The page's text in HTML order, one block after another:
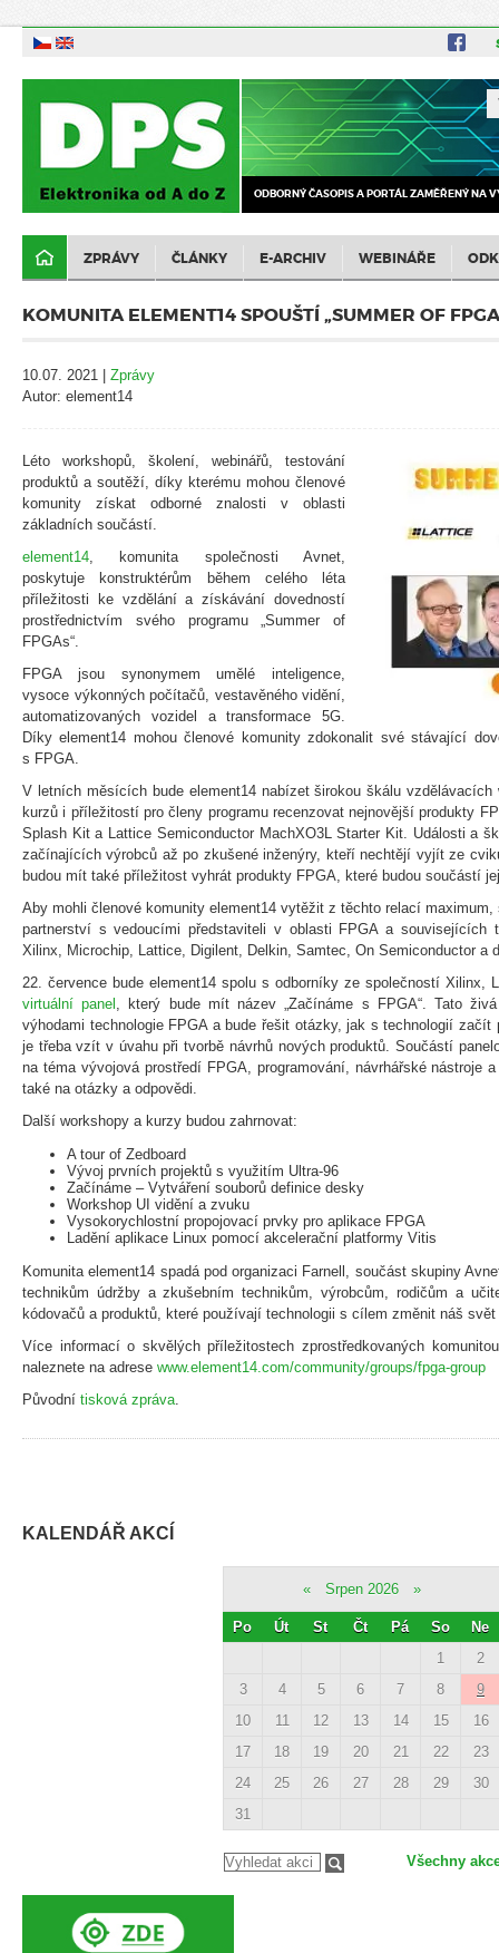
ODBORNÝ ČASOPIS A PORTÁL ZAMĚŘENÝ NA
ZPRÁVY ČLÁNKY E-ARCHIV WEBINÁŘE
KOMUNITA ELEMENT14 SPOUŠTÍ „SUMMER OF
10.07. 2021 | Zprávy
Autor: element14
Léto workshopů, školení, webinářů, testování
produktů a soutěží, díky kterému mohou členové
komunity získat odborné znalosti v oblasti
základních součástí.
element14 , komunita společnosti Avnet,
poskytuje konstruktérům během celého léta
příležitosti ke vzdělání a získávání dovedností
prostřednictvím svého programu „Summer of
FPGAs“.
FPGA jsou synonymem umělé inteligence,
vysoce výkonných počítačů, vestavěného vidění,
automatizovaných vozidel a transformace 5G.
Díky element14 mohou členové komunity zdokonalit své stávající
s FPGA.
V letních měsících bude element14 nabízet širokou škálu vzdělávacích
kurzů i příležitostí pro členy programu recenzovat nejnovější produkty
Splash Kit a Lattice Semiconductor MachXO3L Starter Kit. Události a
začínajících výrobců až po zkušené inženýry, kteří nechtějí vyjít ze
budou mít také příležitost vyhrát produkty FPGA, které budou součástí
Aby mohli členové komunity element14 vytěžit z těchto relací maximum,
partnerství s vedoucími představiteli v oblasti FPGA a souvisejících
Xilinx, Microchip, Lattice, Digilent, Delkin, Samtec, On Semiconductor a
22. července bude element14 spolu s odborníky ze společností Xilinx,
virtuální panel , který bude mít název „Začínáme s FPGA“. Tato
výhodami technologie FPGA a bude řešit otázky, jak s technologií
je třeba vzít v úvahu při tvorbě návrhů nových produktů. Součástí
na téma vývojová prostředí FPGA, programování, návrhářské nástroje
také na otázky a odpovědi.
Další workshopy a kurzy budou zahrnovat:
A tour of Zedboard
Vývoj prvních projektů s využitím Ultra-96
Začínáme – Vytváření souborů definice desky
Workshop UI vidění a zvuku
Vysokorychlostní propojovací prvky pro aplikace FPGA
Ladění aplikace Linux pomocí akcelerační platformy Vitis
Komunita element14 spadá pod organizaci Farnell, součást skupiny
technikům údržby a zkušebním technikům, výrobcům, rodičům a
kódovačů a produktů, které používají technologii s cílem změnit náš
Více informací o skvělých příležitostech zprostředkovaných
naleznete na adrese www.element14.com/community/groups/fpga-group
Původní tisková zpráva
KALENDÁŘ AKCÍ
« Srpen 2026 »
Po Út St Čt Pá So
Ne
1
2
3
4 5 6 7 8
9
10
11 12 13 14 15
16
17
18 19 20 21 22
23
24
25 26 27 28 29
30
31
Všechny